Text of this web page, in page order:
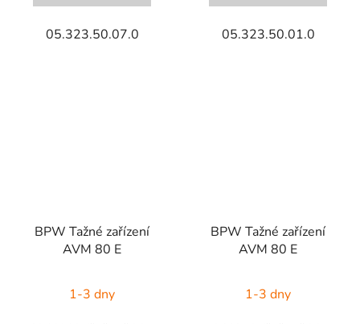
05.323.50.07.0 05.323.50.01.0
BPW Tažné zařízení
AVM 80 E
1-3 dny
BPW Tažné zařízení
AVM 80 E
1-3 dny